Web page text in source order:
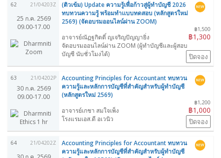
62 21/04203Z
25 ก.ค. 2569
09.00-17.00
(ติวเข้ม) Update ความรู้เพื่อก้าวสู่ผู้ทำบัญชี 2026
ทบทวนความรู้ พร้อมทำเเบบทดสอบ (หลักสูตรใหม่
2569) (จัดอบรมออนไลน์ผ่าน ZOOM)
฿1,500
฿1,300
อาจารย์ณัฏฐกิตติ์ ญเจริญปัญญายิ่ง
จัดอบรมออนไลน์ผ่าน ZOOM (ผู้ทำบัญชีและผู้สอบ
บัญชี นับชั่วโมงได้)
ปิดจอง
63 21/04202P
30 ก.ค. 2569
09.00-17.00
Accounting Principles for Accountant ทบทวน
ความรู้และหลักการบัญชีที่สำคัญสำหรับผู้ทำบัญชี
(หลักสูตรใหม่ 2569)
฿1,200
฿1,000
อาจารย์เกชา สมใจเพ็ง
โรงแรมเอส.ดี อเวนิว
ปิดจอง
64 21/04202Z
Accounting Principles for Accountant ทบทวน
ความรู้และหลักการบัญชีที่สำคัญสำหรับผู้ทำบัญชี